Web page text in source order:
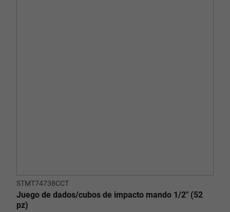
STMT74738CCT
Juego de dados/cubos de impacto mando 1/2" (52
pz)